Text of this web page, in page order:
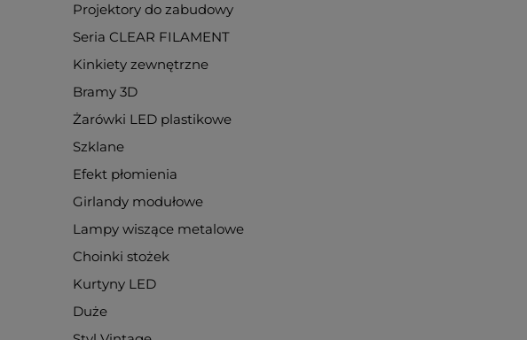
Projektory do zabudowy
Seria CLEAR FILAMENT
Kinkiety zewnętrzne
Bramy 3D
Żarówki LED plastikowe
Szklane
Efekt płomienia
Girlandy modułowe
Lampy wiszące metalowe
Choinki stożek
Kurtyny LED
Duże